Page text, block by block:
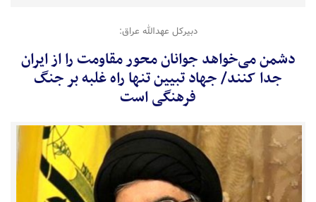
دبیرکل عهدالله عراق:
دشمن می‌خواهد جوانان محور مقاومت را از ایران
جدا کنند/ جهاد تبیین تنها راه غلبه بر جنگ
فرهنگی است